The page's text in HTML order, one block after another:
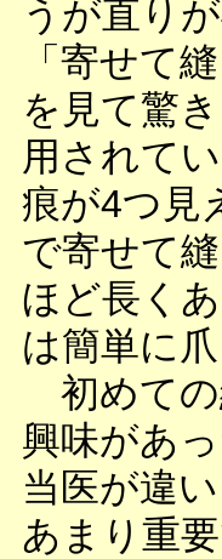
うが直り
「寄せて
を見て驚
用されて
痕が4つ見
で寄せて
ほど長く
は簡単に
初めての
興味があ
当医が違
あまり重